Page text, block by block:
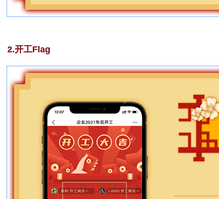
2.开工Flag